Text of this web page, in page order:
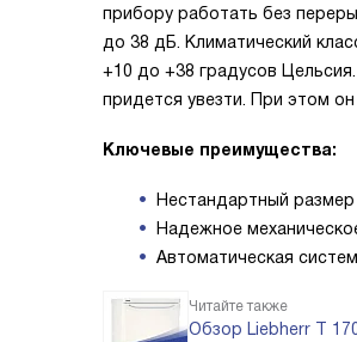
прибору работать без
до 38 дБ. Климатический
+10 до +38 градусов
придется увезти. При этом
Ключевые преимущества:
Нестандартный
Надежное
Автоматическая
Читайте также
Обзор Liebherr T